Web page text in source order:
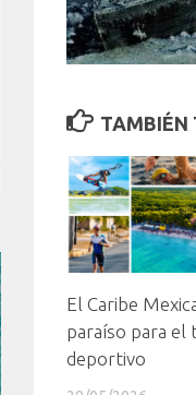
TAMBIÉN
El Caribe
paraíso para el
deportivo